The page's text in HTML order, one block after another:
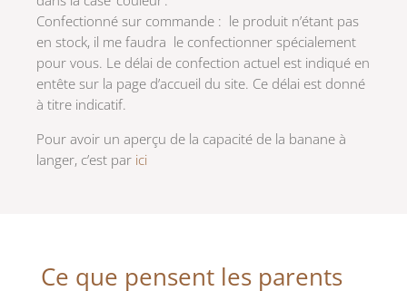
Confectionné sur commande : le produit n’étant pas
en stock, il me faudra le confectionner spécialement
pour vous. Le délai de confection actuel est indiqué en
entête sur la page d’accueil du site. Ce délai est donné
à titre indicatif.
Pour avoir un aperçu de la capacité de la banane à
langer, c’est par ici
Ce que pensent les parents